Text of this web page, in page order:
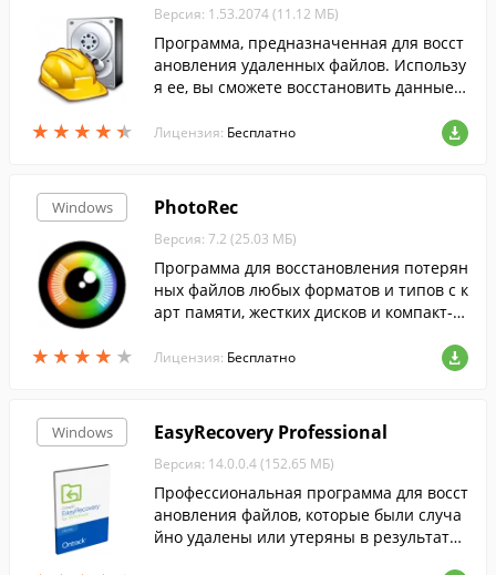
★ ★ ★ ★ ★
★ ★ ★ ★ ★
Версия: 1.53.2074 (11.12 МБ)
Программа, предназначенная для восст
ановления удаленных файлов. Использу
я ее, вы сможете восстановить данные п
ивности, сбоев в системе и пр.
Лицензия: Бесплатно
Windows
★ ★ ★ ★ ★
★ ★ ★ ★ ★
PhotoRec
Версия: 7.2 (25.03 МБ)
Программа для восстановления потерян
ных файлов любых форматов и типов с к
арт памяти, жестких дисков и компакт-д
Лицензия: Бесплатно
Windows EasyRecovery Professional
Версия: 14.0.0.4 (152.65 МБ)
Профессиональная программа для восст
ановления файлов, которые были случа
йно удалены или утеряны в результате